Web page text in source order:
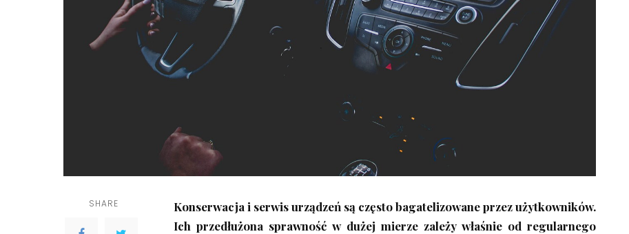
SHARE
Konserwacja i serwis urządzeń są często bagatelizowane przez użytkowników.
Ich przedłużona sprawność w dużej mierze zależy właśnie od regularnego